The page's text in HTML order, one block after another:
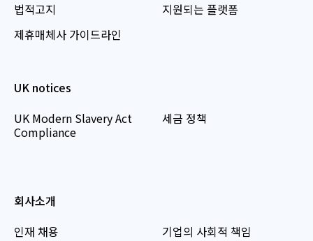
법적고지
제휴매체사 가이드라인
지원되는 플랫폼
UK notices
UK Modern Slavery Act
Compliance
세금 정책
회사소개
인재 채용
기업의 사회적 책임